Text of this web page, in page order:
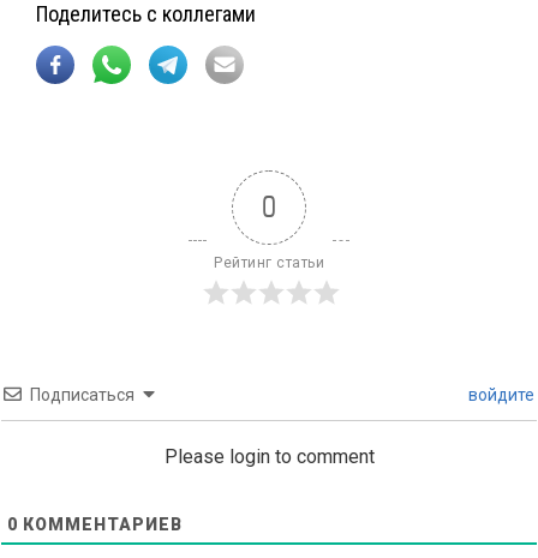
Поделитесь с коллегами
0
Рейтинг статьи
Подписаться войдите
Please login to comment
0 КОММЕНТАРИЕВ